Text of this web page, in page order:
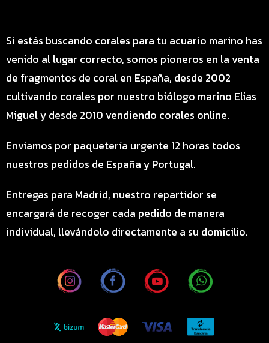
Si estás buscando corales para tu acuario marino has
venido al lugar correcto, somos pioneros en la venta
de fragmentos de coral en España, desde 2002
cultivando corales por nuestro biólogo marino Elias
Miguel y desde 2010 vendiendo corales online.
Enviamos por paquetería urgente 12 horas todos
nuestros pedidos de España y Portugal.
Entregas para Madrid, nuestro repartidor se
encargará de recoger cada pedido de manera
individual, llevándolo directamente a su domicilio.